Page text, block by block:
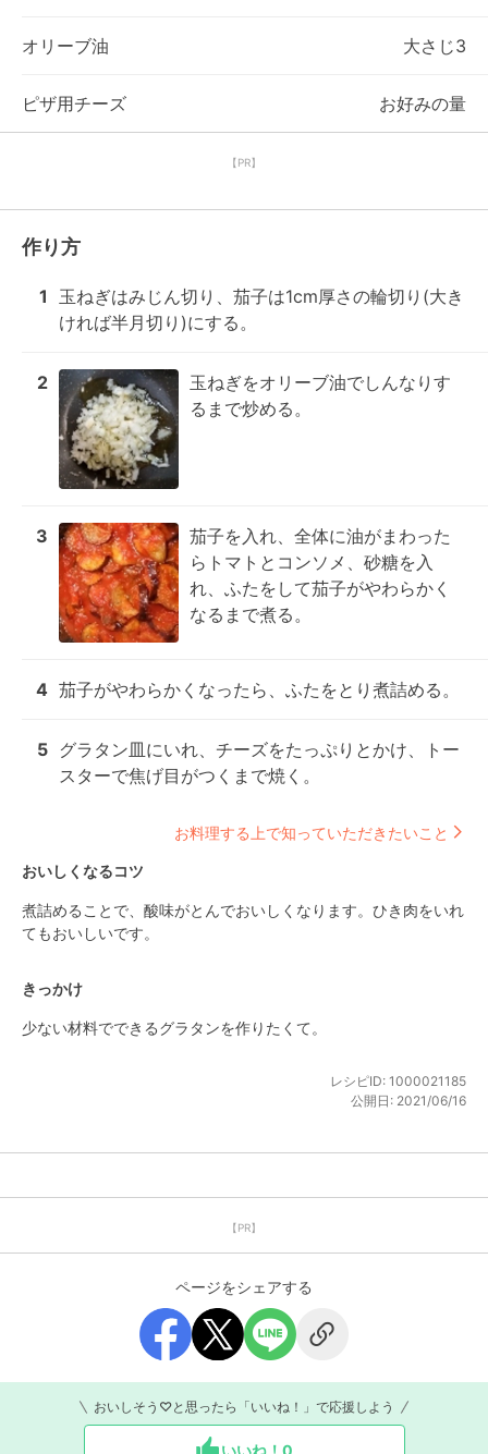
オリーブ油 大さじ3
ピザ用チーズ お好みの量
【PR】
作り方
1
玉ねぎはみじん切り、茄子は1cm厚さの輪切り(大き
ければ半月切り)にする。
2
玉ねぎをオリーブ油でしんなりす
るまで炒める。
3
茄子を入れ、全体に油がまわった
らトマトとコンソメ、砂糖を入
れ、ふたをして茄子がやわらかく
なるまで煮る。
4 茄子がやわらかくなったら、ふたをとり煮詰める。
5 グラタン皿にいれ、チーズをたっぷりとかけ、トー
スターで焦げ目がつくまで焼く。
お料理する上で知っていただきたいこと
おいしくなるコツ
煮詰めることで、酸味がとんでおいしくなります。ひき肉をいれ
てもおいしいです。
きっかけ
少ない材料でできるグラタンを作りたくて。
レシピID: 1000021185
公開日: 2021/06/16
【PR】
ページをシェアする
おいしそう♡と思ったら「いいね！」で応援しよう
いいね！ 0